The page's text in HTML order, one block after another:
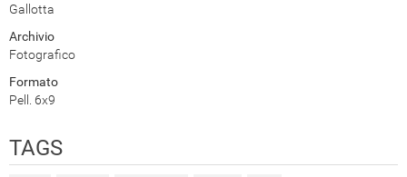
Gallotta
Archivio
Fotografico
Formato
Pell. 6x9
TAGS